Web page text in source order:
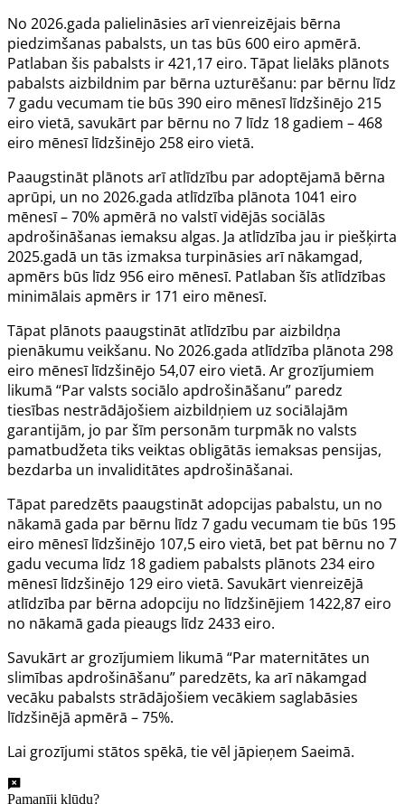
No 2026.gada palielināsies arī vienreizējais bērna
piedzimšanas pabalsts, un tas būs 600 eiro apmērā.
Patlaban šis pabalsts ir 421,17 eiro. Tāpat lielāks plānots
pabalsts aizbildnim par bērna uzturēšanu: par bērnu līdz
7 gadu vecumam tie būs 390 eiro mēnesī līdzšinējo 215
eiro vietā, savukārt par bērnu no 7 līdz 18 gadiem – 468
eiro mēnesī līdzšinējo 258 eiro vietā.
Paaugstināt plānots arī atlīdzību par adoptējamā bērna
aprūpi, un no 2026.gada atlīdzība plānota 1041 eiro
mēnesī – 70% apmērā no valstī vidējās sociālās
apdrošināšanas iemaksu algas. Ja atlīdzība jau ir piešķirta
2025.gadā un tās izmaksa turpināsies arī nākamgad,
apmērs būs līdz 956 eiro mēnesī. Patlaban šīs atlīdzības
minimālais apmērs ir 171 eiro mēnesī.
Tāpat plānots paaugstināt atlīdzību par aizbildņa
pienākumu veikšanu. No 2026.gada atlīdzība plānota 298
eiro mēnesī līdzšinējo 54,07 eiro vietā. Ar grozījumiem
likumā “Par valsts sociālo apdrošināšanu” paredz
tiesības nestrādājošiem aizbildņiem uz sociālajām
garantijām, jo par šīm personām turpmāk no valsts
pamatbudžeta tiks veiktas obligātās iemaksas pensijas,
bezdarba un invaliditātes apdrošināšanai.
Tāpat paredzēts paaugstināt adopcijas pabalstu, un no
nākamā gada par bērnu līdz 7 gadu vecumam tie būs 195
eiro mēnesī līdzšinējo 107,5 eiro vietā, bet pat bērnu no 7
gadu vecuma līdz 18 gadiem pabalsts plānots 234 eiro
mēnesī līdzšinējo 129 eiro vietā. Savukārt vienreizējā
atlīdzība par bērna adopciju no līdzšinējiem 1422,87 eiro
no nākamā gada pieaugs līdz 2433 eiro.
Savukārt ar grozījumiem likumā “Par maternitātes un
slimības apdrošināšanu” paredzēts, ka arī nākamgad
vecāku pabalsts strādājošiem vecākiem saglabāsies
līdzšinējā apmērā – 75%.
Lai grozījumi stātos spēkā, tie vēl jāpieņem Saeimā.
Pamanīji kļūdu?